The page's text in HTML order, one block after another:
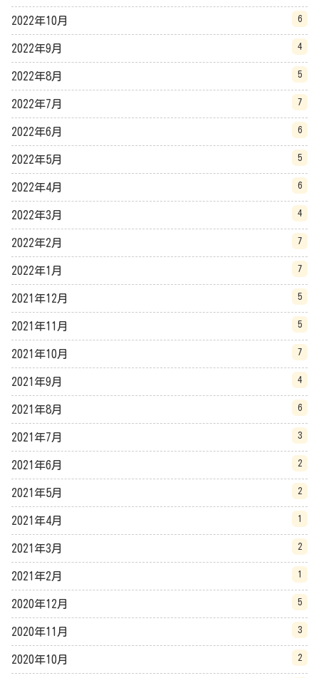
2022年10月 6
2022年9月 4
2022年8月 5
2022年7月 7
2022年6月 6
2022年5月 5
2022年4月 6
2022年3月 4
2022年2月 7
2022年1月 7
2021年12月 5
2021年11月 5
2021年10月 7
2021年9月 4
2021年8月 6
2021年7月 3
2021年6月 2
2021年5月 2
2021年4月 1
2021年3月 2
2021年2月 1
2020年12月 5
2020年11月 3
2020年10月 2